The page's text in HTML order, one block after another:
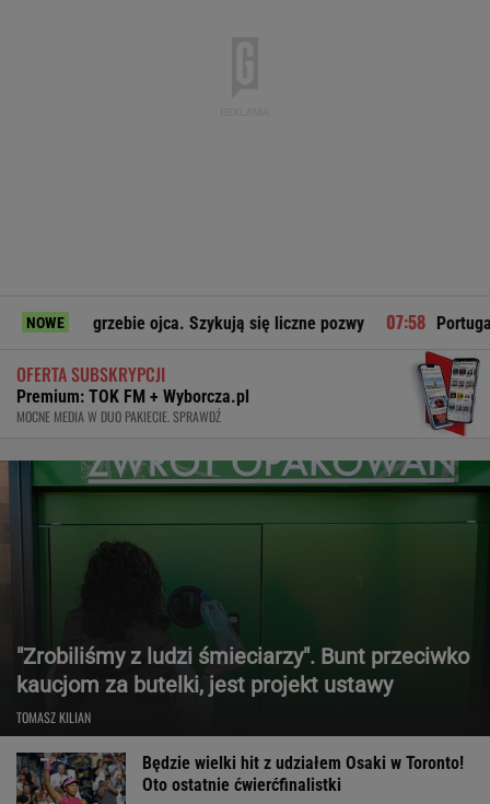
NOWEojca. Szykują się liczne pozwy Portugalskie
OFERTA SUBSKRYPCJI
Premium: TOK FM + Wyborcza.pl
MOCNE MEDIA W DUO PAKIECIE. SPRAWDŹ
"Zrobiliśmy z ludzi śmieciarzy". Bunt przeciwko
kaucjom za butelki, jest projekt ustawy
TOMASZ KILIAN
Będzie wielki hit z udziałem Osaki w Toronto!
Oto ostatnie ćwierćfinalistki